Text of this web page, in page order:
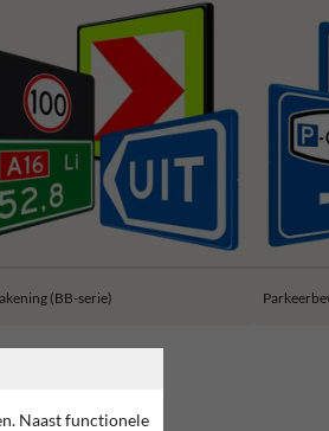
(BB-serie)
Naast functionele